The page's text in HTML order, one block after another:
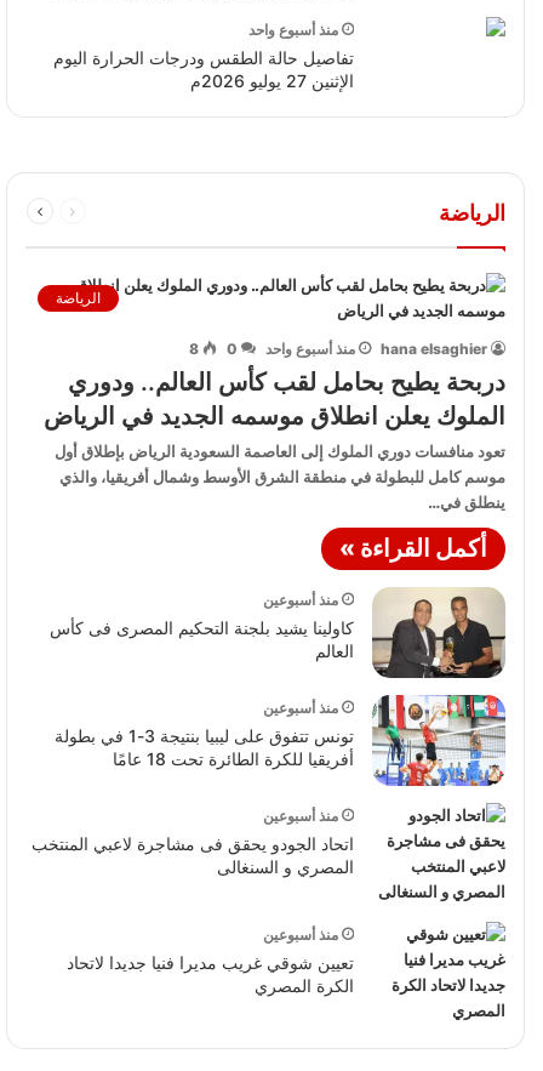
منذ أسبوع واحد
تفاصيل حالة الطقس ودرجات الحرارة اليوم
الإثنين 27 يوليو 2026م
الرياضة
الرياضة
hana elsaghier منذ أسبوع واحد 0
8
دربحة يطيح بحامل لقب كأس العالم.. ودوري
الملوك يعلن انطلاق موسمه الجديد في الرياض
تعود منافسات دوري الملوك إلى العاصمة السعودية الرياض بإطلاق أول
موسم كامل للبطولة في منطقة الشرق الأوسط وشمال أفريقيا، والذي
ينطلق في…
أكمل القراءة »
منذ أسبوعين
كاولينا يشيد بلجنة التحكيم المصرى فى كأس
العالم
منذ أسبوعين
تونس تتفوق على ليبيا بنتيجة 3-1 في بطولة
أفريقيا للكرة الطائرة تحت 18 عامًا
منذ أسبوعين
اتحاد الجودو يحقق فى مشاجرة لاعبي المنتخب
المصري و السنغالى
منذ أسبوعين
تعيين شوقي غريب مديرا فنيا جديدا لاتحاد
الكرة المصري